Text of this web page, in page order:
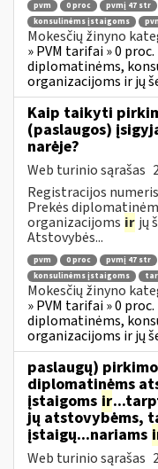
pvm 0 proc pvmį 47 str
konsulinėms įstaigoms
Mokesčių žinyno
» PVM tarifai » 0
diplomatinėms,
organizacijoms ir jų
Kaip taikyti
(paslaugos)
narėje?
Web turinio sąrašas
Registracijos
Prekės
organizacijoms ir jų
Atstovybės...
pvm 0 proc pvmį 47 str
konsulinėms įstaigoms
Mokesčių žinyno
» PVM tarifai » 0
diplomatinėms,
organizacijoms ir jų
paslaugų)
diplomatinėms
įstaigoms ir
jų atstovybėms,
įstaigų...nariams
Web turinio sąrašas